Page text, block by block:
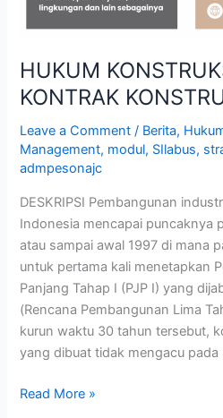
HUKUM
KONTRAK
Leave a Comment / Berita,
Management, modul, SIlabus,
admpesonajc
DESKRIPSI Pembangunan
Indonesia mencapai puncaknya
atau sampai awal 1997 di mana
untuk pertama kali menetapkan
Panjang Tahap I (PJP I) yang
(Rencana Pembangunan Lima
kurun waktu 30 tahun tersebut,
yang dibuat tidak mengacu
Read More »